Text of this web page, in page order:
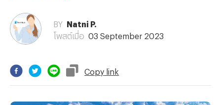
BY
Natni P.
โพสต์เมื่อ
03 September 2023
Copy link